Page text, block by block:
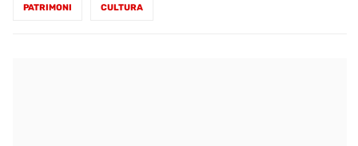
PATRIMONI CULTURA